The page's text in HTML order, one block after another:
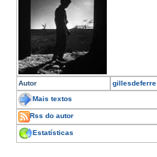
Autor gillesdeferre
Mais textos
Rss do autor
Estatísticas